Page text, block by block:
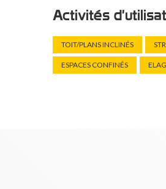
Activités
TOIT/PLANS INCLINÉS
ESPACES CONFINÉS